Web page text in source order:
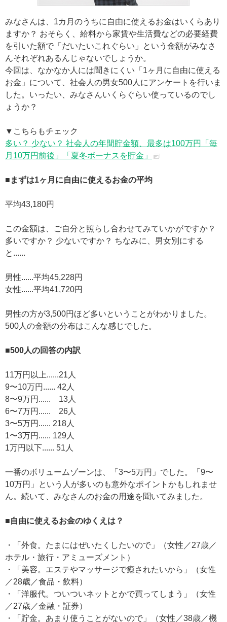
みなさんは、1カ月のうちに自由に使えるお金はいくらあり
ますか？ おそらく、給料から家賃や生活費などの必要経費
を引いた額で「だいたいこれぐらい」という金額がみなさ
んそれぞれあるんじゃないでしょうか。
今回は、なかなか人には聞きにくい「1ヶ月に自由に使える
お金」について、社会人の男女500人にアンケートを行いま
した。いったい、みなさんいくらぐらい使っているのでし
ょうか？
▼こちらもチェック
多い？ 少ない？ 社会人の年間貯金額、最多は100万円「毎
月10万円前後」「夏冬ボーナスを貯金」
■まずは1ヶ月に自由に使えるお金の平均
平均43,180円
この金額は、ご自分と照らし合わせてみていかがですか？
多いですか？ 少ないですか？ ちなみに、男女別にする
と......
男性......平均45,228円
女性......平均41,720円
男性の方が3,500円ほど多いということがわかりました。
500人の金額の分布はこんな感じでした。
■500人の回答の内訳
11万円以上......21人
9〜10万円...... 42人
8〜9万円...... 13人
6〜7万円...... 26人
3〜5万円...... 218人
1〜3万円...... 129人
1万円以下...... 51人
一番のボリュームゾーンは、「3〜5万円」でした。「9〜
10万円」という人が多いのも意外なポイントかもしれませ
ん。続いて、みなさんのお金の用途を聞いてみました。
■自由に使えるお金のゆくえは？
・「外食。たまにはぜいたくしたいので」（女性／27歳／
ホテル・旅行・アミューズメント）
・「美容。エステやマッサージで癒されたいから」（女性
／28歳／食品・飲料）
・「洋服代。ついついネットとかで買ってしまう」（女性
／27歳／金融・証券）
・「貯金。あまり使うことがないので」（女性／38歳／機